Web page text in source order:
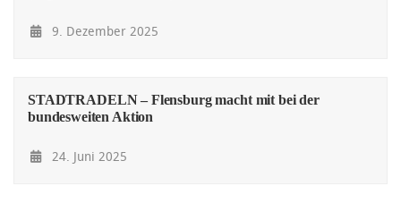
9. Dezember 2025
STADTRADELN – Flensburg macht mit bei der
bundesweiten Aktion
24. Juni 2025